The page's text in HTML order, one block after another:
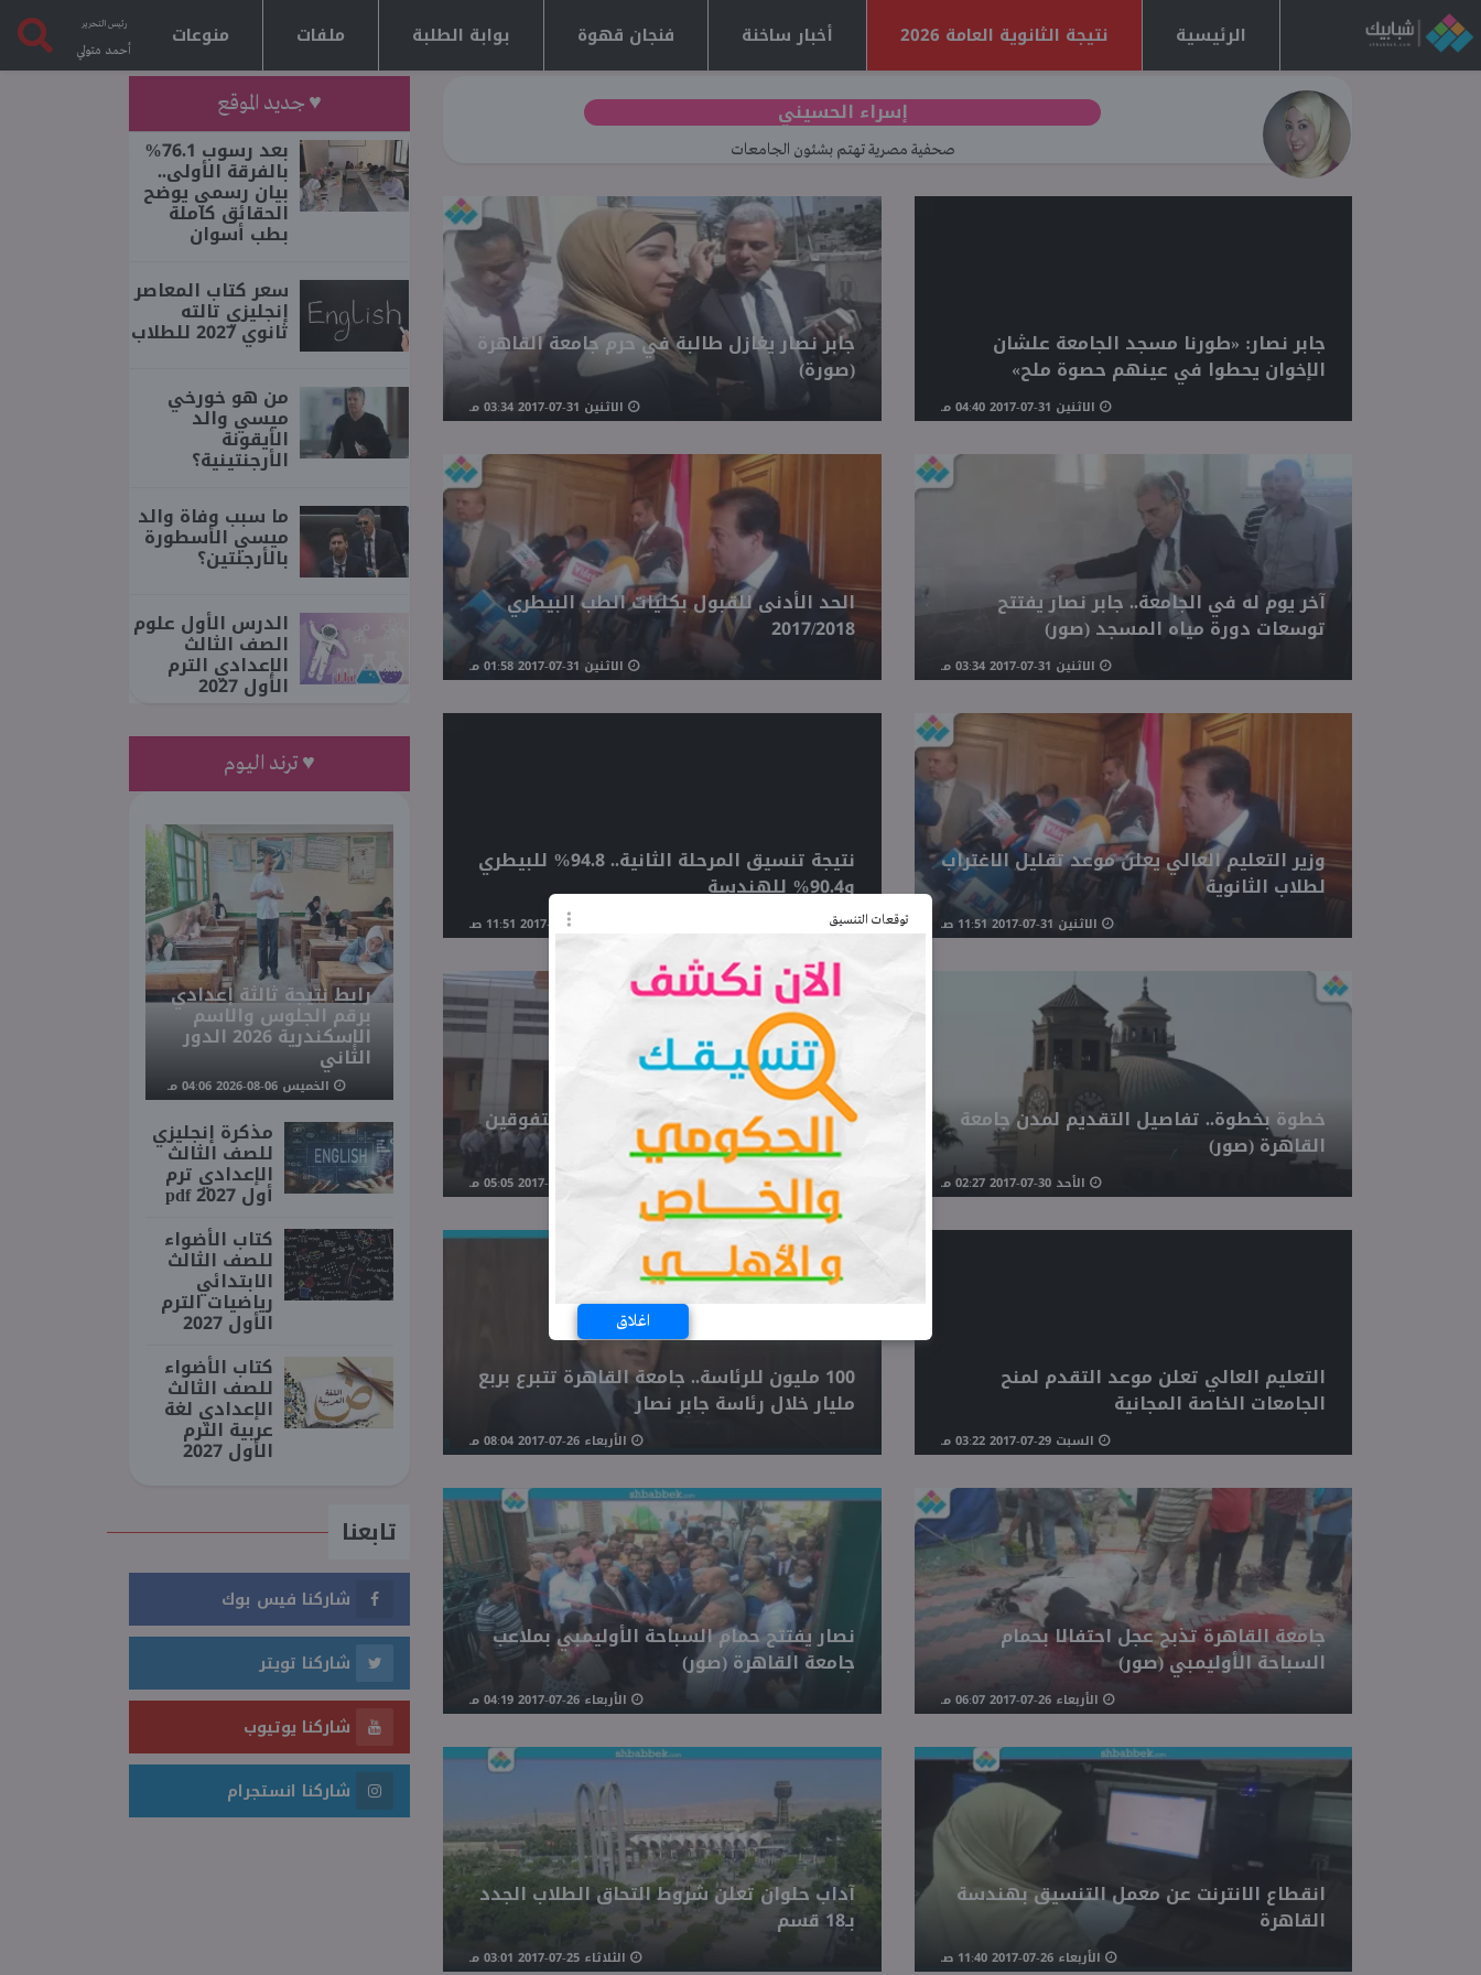
توقعات التنسيق
اغلاق
الرئيسية نتيجة الثانوية العامة 2026 أخبار ساخنة فنجان قهوة بوابة الطلبة ملفات منوعات رئيس التحرير
أحمد متولي
إسراء الحسيني
صحفية مصرية تهتم بشئون الجامعات
جابر نصار: «طورنا مسجد الجامعة علشان
الإخوان يحطوا في عينهم حصوة ملح»
الاثنين 31-07-2017 04:40 مـ
جابر نصار يغازل طالبة في حرم جامعة القاهرة
(صورة)
الاثنين 31-07-2017 03:34 مـ
آخر يوم له في الجامعة.. جابر نصار يفتتح
توسعات دورة مياه المسجد (صور)
الاثنين 31-07-2017 03:34 مـ
الحد الأدنى للقبول بكليات الطب البيطري
2017/2018
الاثنين 31-07-2017 01:58 مـ
وزير التعليم العالي يعلن موعد تقليل الاغتراب
لطلاب الثانوية
الاثنين 31-07-2017 11:51 صـ
نتيجة تنسيق المرحلة الثانية.. 94.8% للبيطري
و90.4% للهندسة
خطوة بخطوة.. تفاصيل التقديم لمدن جامعة
القاهرة (صور)
الأحد 30-07-2017 02:27 مـ
للطلاب.. تفاصيل التقدم لمدارس المتفوقين
في العلوم والتكنولوجيا
التعليم العالي تعلن موعد التقدم لمنح
الجامعات الخاصة المجانية
السبت 29-07-2017 03:22 مـ
100 مليون للرئاسة.. جامعة القاهرة تتبرع بربع
مليار خلال رئاسة جابر نصار
الأربعاء 26-07-2017 08:04 مـ
جامعة القاهرة تذبح عجل احتفالا بحمام
السباحة الأوليمبي (صور)
الأربعاء 26-07-2017 06:07 مـ
نصار يفتتح حمام السباحة الأوليمبي بملاعب
جامعة القاهرة (صور)
الأربعاء 26-07-2017 04:19 مـ
انقطاع الانترنت عن معمل التنسيق بهندسة
القاهرة
الأربعاء 26-07-2017 11:40 صـ
آداب حلوان تعلن شروط التحاق الطلاب الجدد
بـ18 قسم
الثلاثاء 25-07-2017 03:01 مـ
♥ جديد الموقع
بعد رسوب 76.1%
بالفرقة الأولى..
بيان رسمي يوضح
الحقائق كاملة
بطب أسوان
سعر كتاب المعاصر
إنجليزي تالته
ثانوي 2027 للطلاب
من هو خورخي
ميسي والد
الأيقونة
الأرجنتينية؟
ما سبب وفاة والد
ميسي الأسطورة
بالأرجنتين؟
الدرس الأول علوم
الصف الثالث
الإعدادي الترم
الأول 2027
♥ ترند اليوم
رابط نتيجة ثالثة إعدادي
برقم الجلوس والاسم
الإسكندرية 2026 الدور
الثاني
الخميس 06-08-2026 04:06 مـ
مذكرة إنجليزي
للصف الثالث
الإعدادي ترم
أول 2027 pdf
كتاب الأضواء
للصف الثالث
الابتدائي
رياضيات الترم
الأول 2027
كتاب الأضواء
للصف الثالث
الإعدادي لغة
عربية الترم
الأول 2027
تابعنا
شاركنا فيس بوك
شاركنا تويتر
شاركنا يوتيوب
شاركنا انستجرام